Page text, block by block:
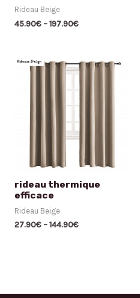
Rideau Beige
45.90€–197.90€
rideau thermique
efficace
Rideau Beige
27.90€–144.90€